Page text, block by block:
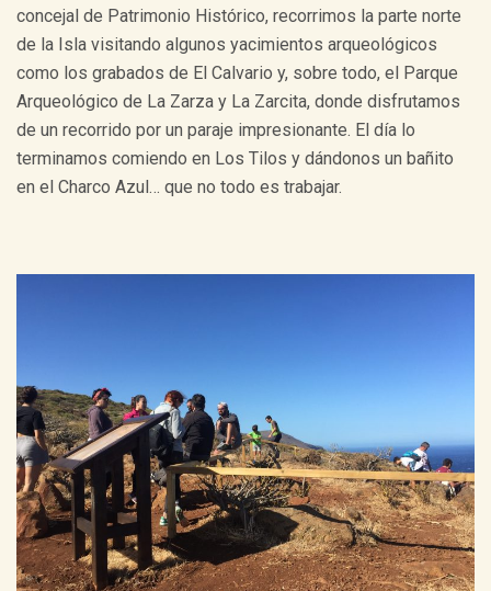
concejal de Patrimonio Histórico, recorrimos la parte norte
de la Isla visitando algunos yacimientos arqueológicos
como los grabados de El Calvario y, sobre todo, el Parque
Arqueológico de La Zarza y La Zarcita, donde disfrutamos
de un recorrido por un paraje impresionante. El día lo
terminamos comiendo en Los Tilos y dándonos un bañito
en el Charco Azul… que no todo es trabajar.